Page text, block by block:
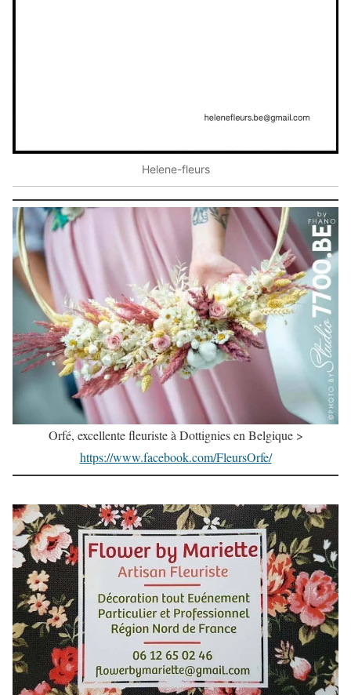
Helene-fleurs
Orfé, excellente fleuriste à Dottignies en Belgique >
https://www.facebook.com/FleursOrfe/